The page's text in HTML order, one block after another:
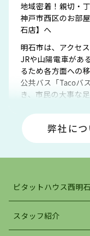
地域密着！親切・
神戸市西区のお部
石店】へ
明石市は、アクセ
JRや山陽電車があ
るため各方面への
公共バス「Tacoバ
き、市民の大事な
場や釣りスポット
駅」周辺には、ビ
い物施設も多くあ
明石駅・西明石駅
でお部屋探してい
お探しになってく
弊社に
ピタットハウス西明
スタッフ紹介